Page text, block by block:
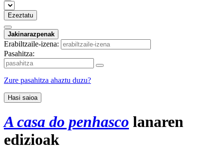
Ezeztatu
Jakinarazpenak
Erabiltzaile-izena:
Pasahitza:
Zure pasahitza ahaztu duzu?
Hasi saioa
A casa do penhasco lanaren
edizioak